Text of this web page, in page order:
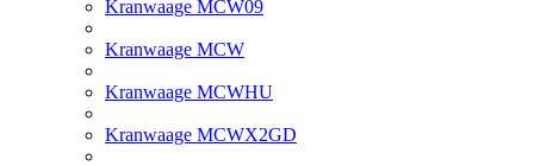
Kranwaage MCW09
Kranwaage MCW
Kranwaage MCWHU
Kranwaage MCWX2GD